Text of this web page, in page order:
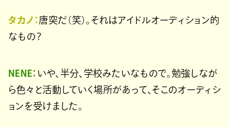
タカノ： 唐突だ（笑）。それはアイドルオーディション的
なもの？
NENE： いや、半分、学校みたいなもので。勉強しなが
ら色々と活動していく場所があって、そこのオーディシ
ョンを受けました。